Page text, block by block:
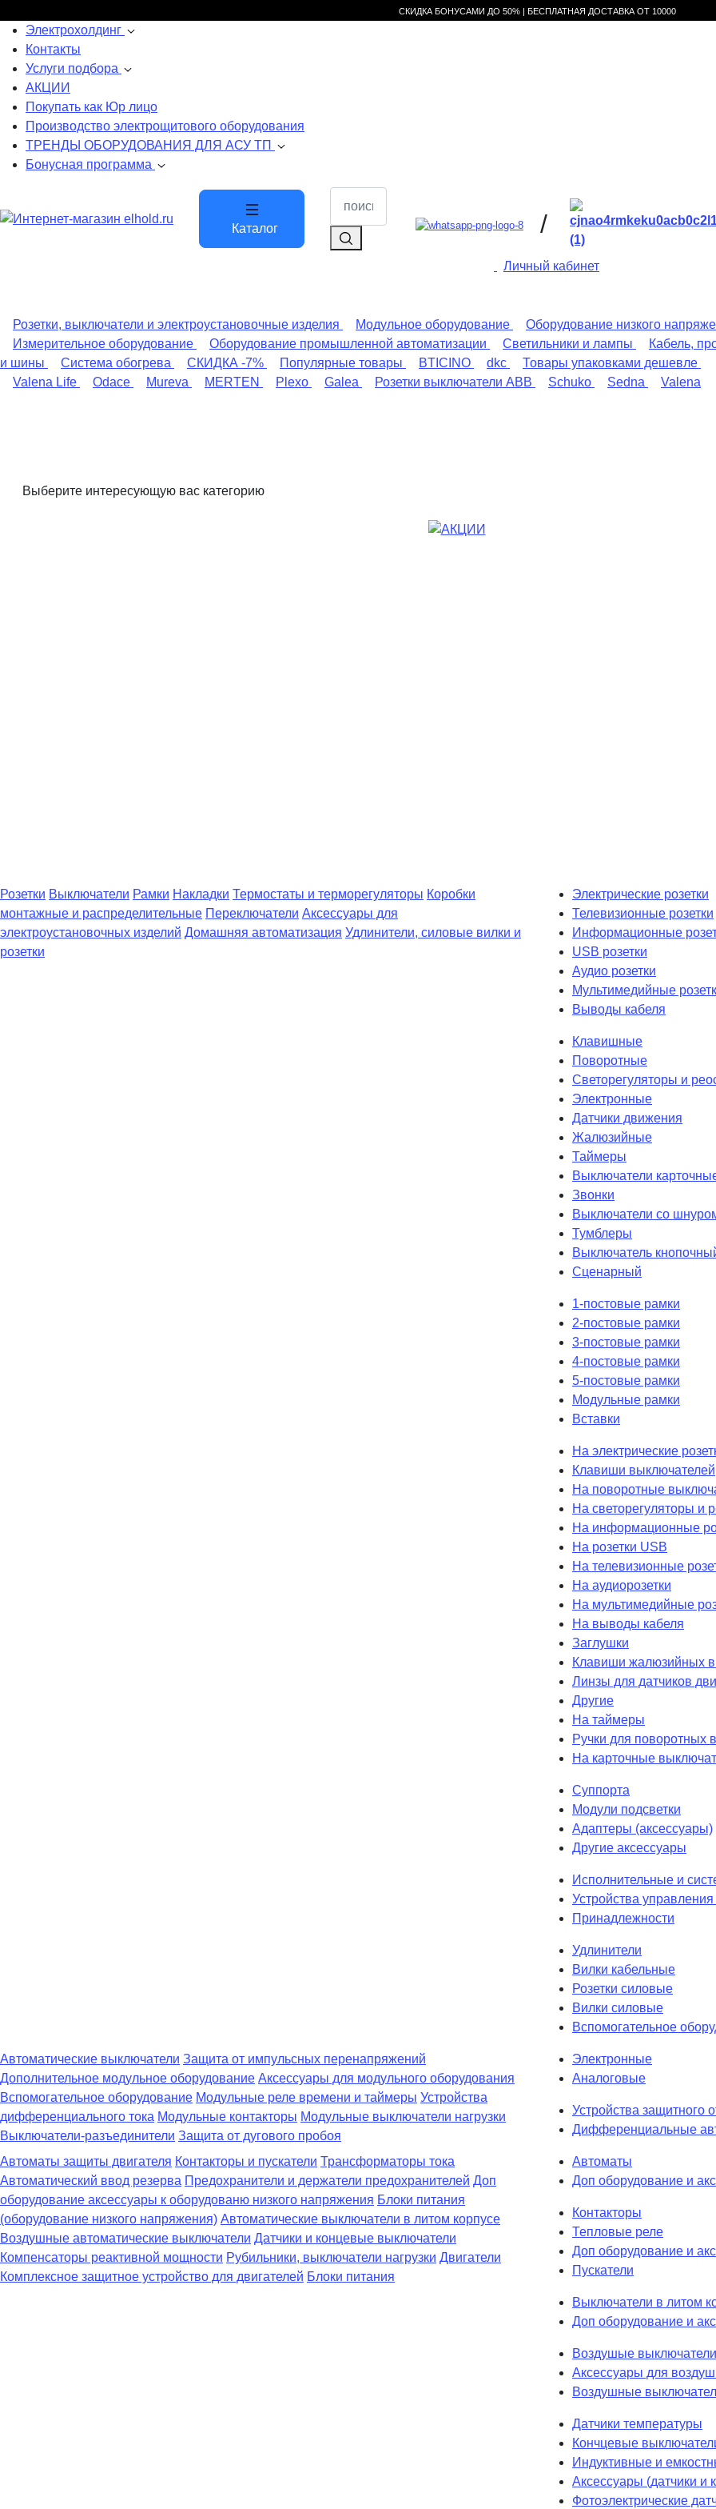
СКИДКА БОНУСАМИ ДО 50% | БЕСПЛАТНАЯ ДОСТАВКА ОТ 10000
Электрохолдинг
Контакты
Услуги подбора
АКЦИИ
Покупать как Юр лицо
Производство электрощитового оборудования
ТРЕНДЫ ОБОРУДОВАНИЯ ДЛЯ АСУ ТП
Бонусная программа
Каталог /
Личный кабинет
Розетки, выключатели и электроустановочные изделия Модульное оборудование Оборудование низкого
Измерительное оборудование
Оборудование промышленной автоматизации Светильники и лампы Кабель,
и шины
Система обогрева СКИДКА -7% Популярные товары BTICINO dkc Товары упаковками дешевле
Valena Life
Odace Mureva MERTEN Plexo Galea Розетки выключатели ABB Schuko Sedna Valena
Выберите интересующую вас категорию
Розетки Выключатели Рамки Накладки Термостаты и терморегуляторы Коробки
монтажные и распределительные Переключатели Аксессуары для
электроустановочных изделий Домашняя автоматизация Удлинители, силовые вилки и
розетки
Электрические розетки
Телевизионные розетки
Информационные
USB розетки
Аудио розетки
Мультимедийные
Выводы кабеля
Клавишные
Поворотные
Светорегуляторы и
Электронные
Датчики движения
Жалюзийные
Таймеры
Выключатели
Звонки
Выключатели со
Тумблеры
Выключатель
Сценарный
1-постовые рамки
2-постовые рамки
3-постовые рамки
4-постовые рамки
5-постовые рамки
Модульные рамки
Вставки
На электрические
Клавиши выключателей
На поворотные
На светорегуляторы и
На информационные
На розетки USB
На телевизионные
На аудиорозетки
На мультимедийные
На выводы кабеля
Заглушки
Клавиши жалюзийных
Линзы для датчиков
Другие
На таймеры
Ручки для поворотных
На карточные
Суппорта
Модули подсветки
Адаптеры (аксессуары)
Другие аксессуары
Исполнительные и
Устройства управления
Принадлежности
Удлинители
Вилки кабельные
Розетки силовые
Вилки силовые
Вспомогательное
Автоматические выключатели Защита от импульсных перенапряжений
Дополнительное модульное оборудование Аксессуары для модульного оборудования
Вспомогательное оборудование Модульные реле времени и таймеры Устройства
дифференциального тока Модульные контакторы Модульные выключатели нагрузки
Выключатели-разъединители Защита от дугового пробоя
Электронные
Аналоговые
Устройства защитного
Дифференциальные
Автоматы защиты двигателя Контакторы и пускатели Трансформаторы тока
Автоматический ввод резерва Предохранители и держатели предохранителей Доп
оборудование аксессуары к оборудованю низкого напряжения Блоки питания
(оборудование низкого напряжения) Автоматические выключатели в литом корпусе
Воздушные автоматические выключатели Датчики и концевые выключатели
Компенсаторы реактивной мощности Рубильники, выключатели нагрузки Двигатели
Комплексное защитное устройство для двигателей Блоки питания
Автоматы
Доп оборудование и
Контакторы
Тепловые реле
Доп оборудование и
Пускатели
Выключатели в литом
Доп оборудование и
Воздушые
Аксессуары для
Воздушные
Датчики температуры
Кончцевые
Индуктивные и
Аксессуары (датчики и
Фотоэлектрические